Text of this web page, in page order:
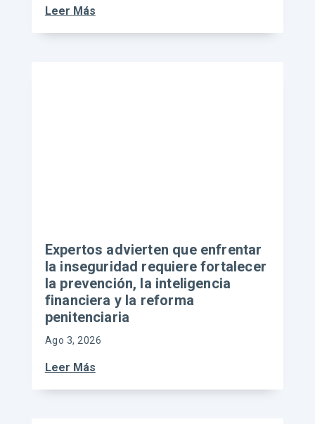
Leer Más
Expertos advierten que enfrentar
la inseguridad requiere fortalecer
la prevención, la inteligencia
financiera y la reforma
penitenciaria
Ago 3, 2026
Leer Más